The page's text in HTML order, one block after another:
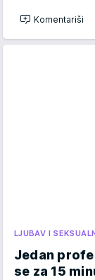
Komentariši
LJUBAV I
Jedan
se za 15